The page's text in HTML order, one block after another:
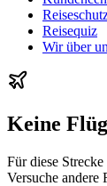
Reisequiz
Wir über
Keine
Für diese
Versuche andere